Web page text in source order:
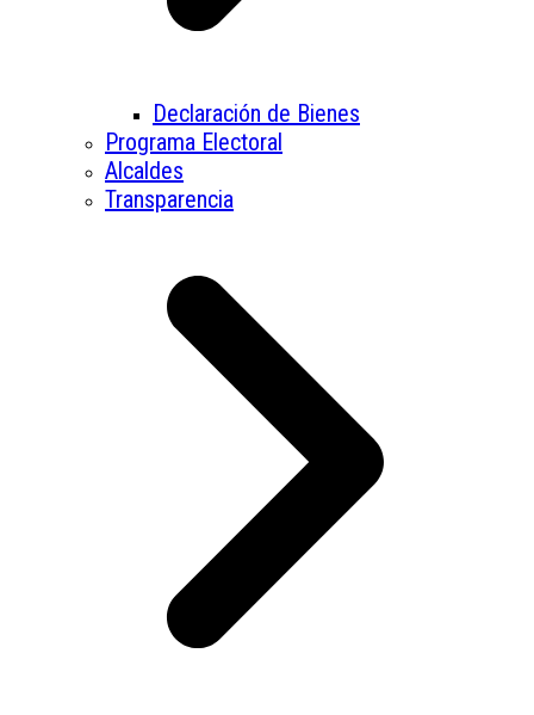
Declaración de Bienes
Programa Electoral
Alcaldes
Transparencia